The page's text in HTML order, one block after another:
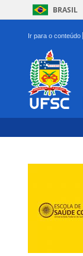
BRASIL
Ir para o conteúdo